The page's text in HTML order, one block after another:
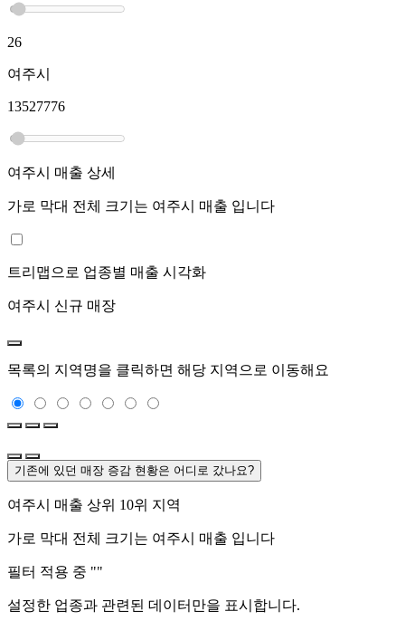
26
여주시
13527776
여주시 매출 상세
가로 막대 전체 크기는 여주시 매출 입니다
트리맵으로 업종별 매출 시각화
여주시 신규 매장
목록의 지역명을 클릭하면 해당 지역으로 이동해요
기존에 있던 매장 증감 현황은 어디로 갔나요?
여주시 매출 상위 10위 지역
가로 막대 전체 크기는 여주시 매출 입니다
필터 적용 중 ""
설정한 업종과 관련된 데이터만을 표시합니다.